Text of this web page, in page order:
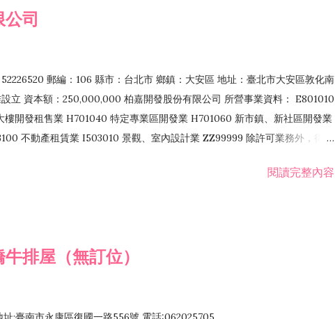
司
郵編：106 縣市：台北市 鄉鎮：大安區 地址：臺北市大安區敦化南
設立 資本額：250,000,000 柏嘉開發股份有限公司 所營事業資料： E801010
樓開發租售業 H701040 特定專業區開發業 H701060 新市鎮、新社區開發業
不動產租賃業 I503010 景觀、室內設計業 ZZ99999 除許可業務外，得經
閱讀完整內容
排屋（無訂位）